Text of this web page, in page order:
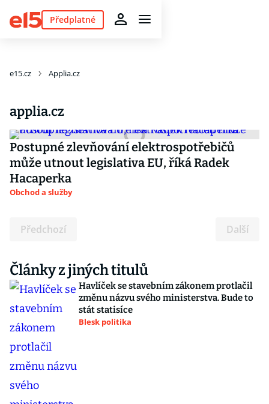
Předplatné
e15.cz Applia.cz
applia.cz
Postupné zlevňování elektrospotřebičů
může utnout legislativa EU, říká Radek
Hacaperka
Obchod a služby
Předchozí Další
Články z jiných titulů
Havlíček se stavebním zákonem protlačil
změnu názvu svého ministerstva. Bude to
stát statisíce
Blesk politika